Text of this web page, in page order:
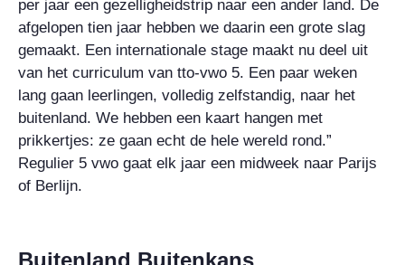
per jaar een gezelligheidstrip naar een ander land. De
afgelopen tien jaar hebben we daarin een grote slag
gemaakt. Een internationale stage maakt nu deel uit
van het curriculum van tto-vwo 5. Een paar weken
lang gaan leerlingen, volledig zelfstandig, naar het
buitenland. We hebben een kaart hangen met
prikkertjes: ze gaan echt de hele wereld rond.”
Regulier 5 vwo gaat elk jaar een midweek naar Parijs
of Berlijn.